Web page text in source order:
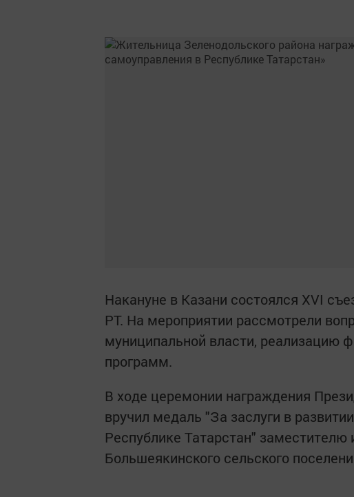
Накануне в Казани состоялся XVI
РТ. На мероприятии рассмотрели
муниципальной власти, реализацию
программ.
В ходе церемонии награждения
вручил медаль "За заслуги в
Республике Татарстан" заместителю
Большеякинского сельского